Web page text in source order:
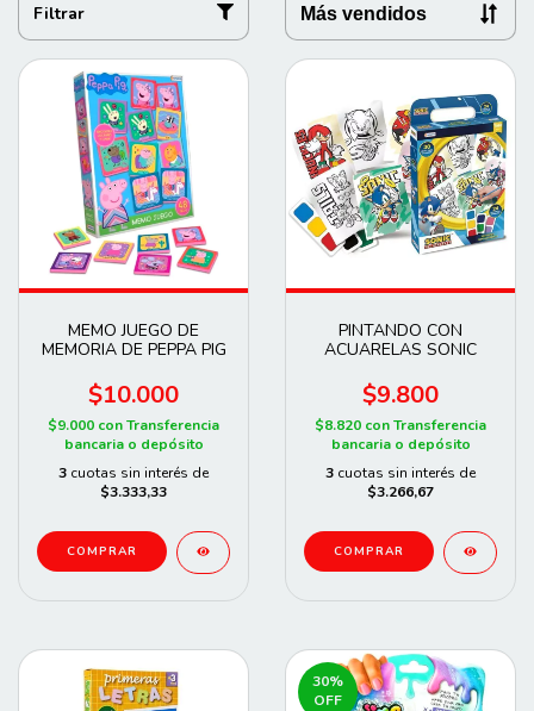
Filtrar
MEMO JUEGO DE
MEMORIA DE PEPPA PIG
$10.000
$9.000 conTransferencia
bancaria o depósito
3 cuotas sin interés de
$3.333,33
PINTANDO CON
ACUARELAS SONIC
$9.800
$8.820 conTransferencia
bancaria o depósito
3 cuotas sin interés de
$3.266,67
30%
OFF